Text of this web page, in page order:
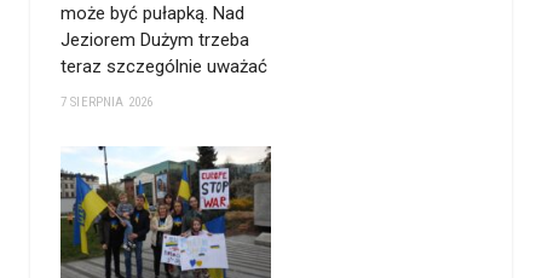
może być pułapką. Nad
Jeziorem Dużym trzeba
teraz szczególnie uważać
7 SIERPNIA 2026